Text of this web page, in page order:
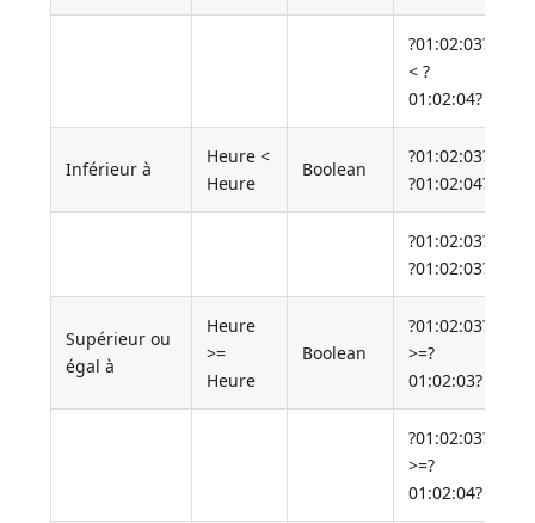
?01:02:03?
< ?
01:02:04?
Inférieur à
Heure <
Heure
Boolean
?01:02:03?
?01:02:04?
?01:02:03?
?01:02:03?
Supérieur ou
égal à
Heure
>=
Heure
Boolean
?01:02:03?
>=?
01:02:03?
?01:02:03?
>=?
01:02:04?